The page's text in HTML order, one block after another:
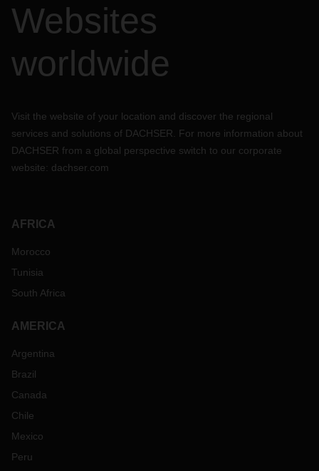
Websites
worldwide
Visit the website of your location and discover the regional
services and solutions of DACHSER. For more information about
DACHSER from a global perspective switch to our corporate
website: dachser.com
AFRICA
Morocco
Tunisia
South Africa
AMERICA
Argentina
Brazil
Canada
Chile
Mexico
Peru